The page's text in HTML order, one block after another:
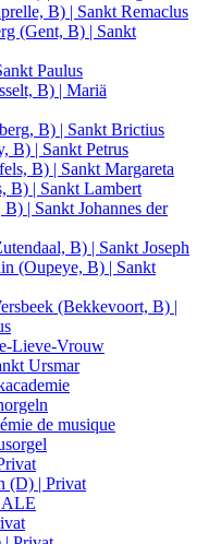
B) | Sankt Remaclus
(Gent, B) | Sankt
Paulus
B) | Mariä
B) | Sankt Brictius
B) | Sankt Petrus
B) | Sankt Margareta
B) | Sankt Lambert
| Sankt Johannes der
B) | Sankt Joseph
(Oupeye, B) | Sankt
(Bekkevoort, B) |
Lieve-Vrouw
Ursmar
de musique
(D) | Privat